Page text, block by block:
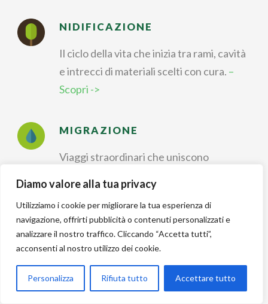
Diamo valore alla tua privacy
Utilizziamo i cookie per migliorare la tua esperienza di
navigazione, offrirti pubblicità o contenuti personalizzati e
analizzare il nostro traffico. Cliccando “Accetta tutti”,
acconsenti al nostro utilizzo dei cookie.
Personalizza Rifiuta tutto Accettare tutto
NIDIFICAZIONE
Il ciclo della vita che inizia tra rami, cavità
e intrecci di materiali scelti con cura. –
Scopri ->
MIGRAZIONE
Viaggi straordinari che uniscono
sopravvivenza.
– Scopri ->
IDENTIFICAZIONE
dare un nome a ogni